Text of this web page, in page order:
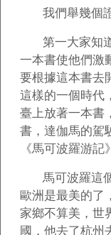
我們舉幾個
第一大家知
一本書使他們激
要根據這本書去
這樣的一個時代
臺上放著一本書
書，達伽馬的駕
《馬可波羅游記
馬可波羅這
歐洲是最美的了
家鄉不算美，世
國，他去了杭州